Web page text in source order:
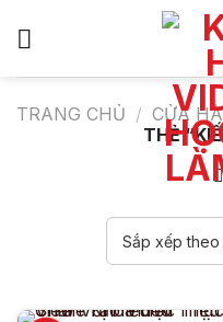
TRANG CHỦ / CỬA
THẺ